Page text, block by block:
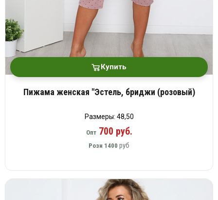
Купить
Пижама женская "Эстель, бриджи (розовый)
Размеры: 48,50
Опт700 руб.
Розн 1400 руб